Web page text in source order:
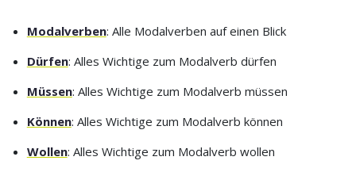
Modalverben: Alle Modalverben auf einen Blick
Dürfen: Alles Wichtige zum Modalverb dürfen
Müssen: Alles Wichtige zum Modalverb müssen
Können: Alles Wichtige zum Modalverb können
Wollen: Alles Wichtige zum Modalverb wollen